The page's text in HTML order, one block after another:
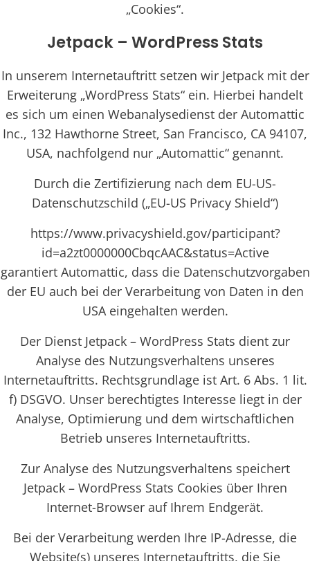
„Cookies“.
Jetpack – WordPress Stats
In unserem Internetauftritt setzen wir Jetpack mit der
Erweiterung „WordPress Stats“ ein. Hierbei handelt
es sich um einen Webanalysedienst der Automattic
Inc., 132 Hawthorne Street, San Francisco, CA 94107,
USA, nachfolgend nur „Automattic“ genannt.
Durch die Zertifizierung nach dem EU-US-
Datenschutzschild („EU-US Privacy Shield“)
https://www.privacyshield.gov/participant?
id=a2zt0000000CbqcAAC&status=Active
garantiert Automattic, dass die Datenschutzvorgaben
der EU auch bei der Verarbeitung von Daten in den
USA eingehalten werden.
Der Dienst Jetpack – WordPress Stats dient zur
Analyse des Nutzungsverhaltens unseres
Internetauftritts. Rechtsgrundlage ist Art. 6 Abs. 1 lit.
f) DSGVO. Unser berechtigtes Interesse liegt in der
Analyse, Optimierung und dem wirtschaftlichen
Betrieb unseres Internetauftritts.
Zur Analyse des Nutzungsverhaltens speichert
Jetpack – WordPress Stats Cookies über Ihren
Internet-Browser auf Ihrem Endgerät.
Bei der Verarbeitung werden Ihre IP-Adresse, die
Website(s) unseres Internetauftritts, die Sie